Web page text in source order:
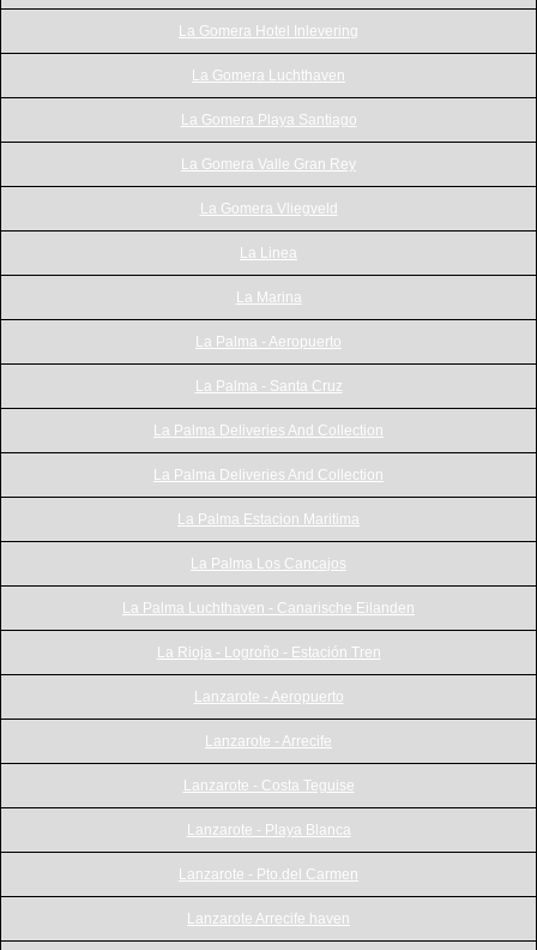
La Gomera Hotel Inlevering
La Gomera Luchthaven
La Gomera Playa Santiago
La Gomera Valle Gran Rey
La Gomera Vliegveld
La Linea
La Marina
La Palma - Aeropuerto
La Palma - Santa Cruz
La Palma Deliveries And Collection
La Palma Deliveries And Collection
La Palma Estacion Maritima
La Palma Los Cancajos
La Palma Luchthaven - Canarische Eilanden
La Rioja - Logroño - Estación Tren
Lanzarote - Aeropuerto
Lanzarote - Arrecife
Lanzarote - Costa Teguise
Lanzarote - Playa Blanca
Lanzarote - Pto.del Carmen
Lanzarote Arrecife haven